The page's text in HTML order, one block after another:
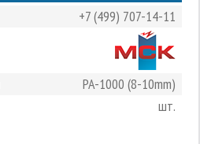
+7 (499) 707-14-11
PA-1000 (8-10mm)
шт.